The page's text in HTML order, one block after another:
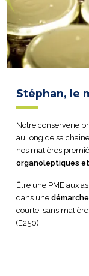
Stéphan, le
Notre conserverie
au long de sa
nos matières
organoleptiques
Être une PME aux
dans une démarche
courte, sans
(E250).